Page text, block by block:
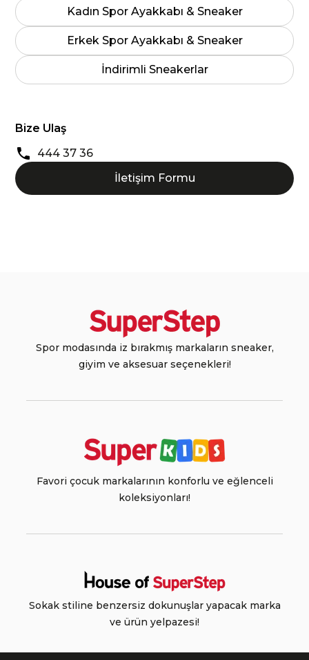
Kadın Spor Ayakkabı & Sneaker
Erkek Spor Ayakkabı & Sneaker
İndirimli Sneakerlar
Bize Ulaş
444 37 36
İletişim Formu
Spor modasında iz bırakmış markaların sneaker,
giyim ve aksesuar seçenekleri!
Favori çocuk markalarının konforlu ve eğlenceli
koleksiyonları!
Sokak stiline benzersiz dokunuşlar yapacak marka
ve ürün yelpazesi!